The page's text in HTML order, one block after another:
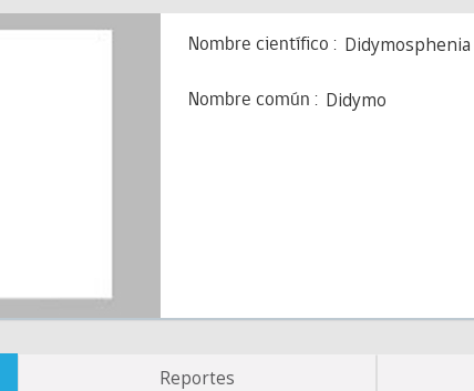
Nombre científico
Nombre común Didymo
Reportes